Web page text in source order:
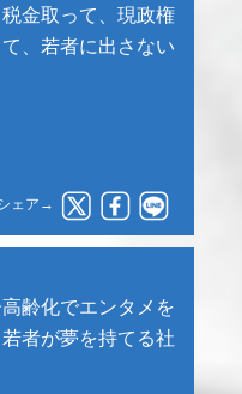
金取って、現政権
、若者に出さない
ェア→
齢化でエンタメを
者が夢を持てる社